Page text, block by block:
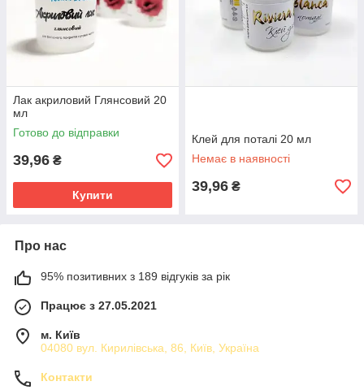
Лак акриловий Глянсовий 20
мл
Готово до відправки
39,96 ₴
Купити
Клей для поталі 20 мл
Немає в наявності
39,96 ₴
Про нас
95% позитивних з 189 відгуків за рік
Працює з 27.05.2021
м. Київ
04080 вул. Кирилівська, 86, Київ, Україна
Контакти